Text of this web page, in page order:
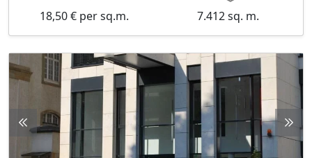
18,50 € per sq.m. 7.412 sq. m.